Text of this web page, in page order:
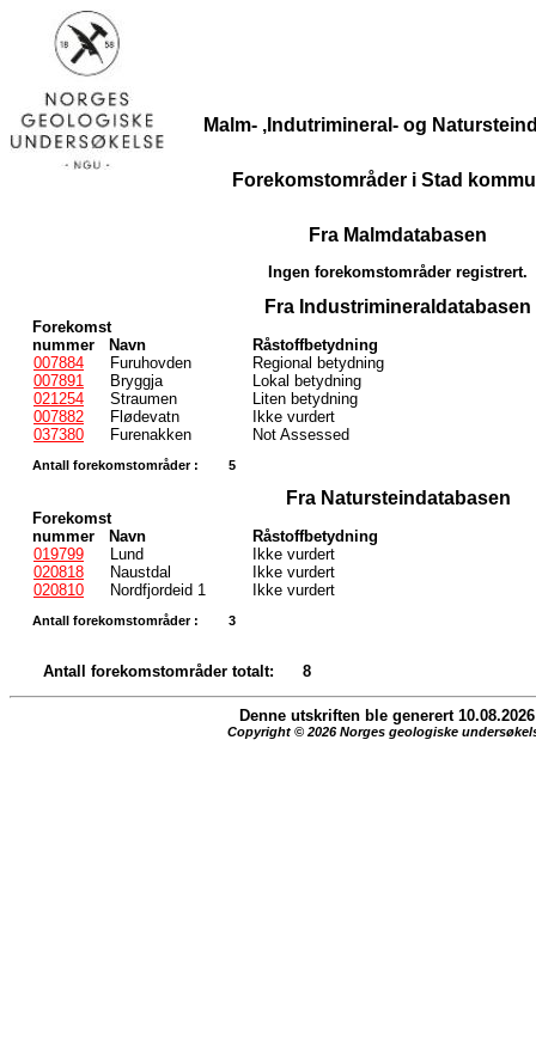
Malm- ,Indutrimineral- og
Forekomstområder i Stad
Fra Malmdatabasen
Ingen forekomstområder registrert.
Fra Industrimineraldatabasen
Forekomst
nummer
Navn
Råstoffbetydning
007884
Furuhovden
Regional betydning
007891
Bryggja
Lokal betydning
021254
Straumen
Liten betydning
007882
Flødevatn
Ikke vurdert
037380
Furenakken Not Assessed
Antall forekomstområder : 5
Fra Natursteindatabasen
Forekomst
nummer
Navn
Råstoffbetydning
019799
Lund
Ikke vurdert
020818
Naustdal
Ikke vurdert
020810
Nordfjordeid 1 Ikke vurdert
Antall forekomstområder : 3
Antall forekomstområder totalt: 8
Denne utskriften ble generert 10.08.2026
Copyright © 2026 Norges geologiske